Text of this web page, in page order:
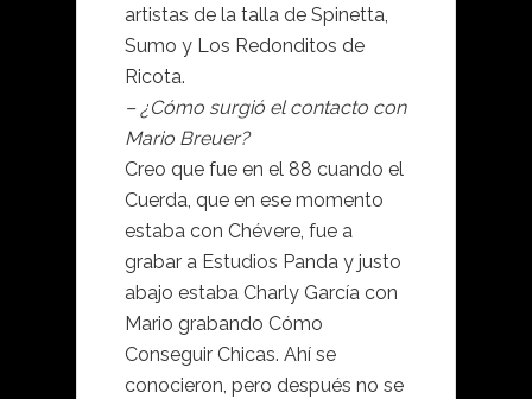
artistas de la talla de Spinetta,
Sumo y Los Redonditos de
Ricota.
– ¿Cómo surgió el contacto con
Mario Breuer?
Creo que fue en el 88 cuando el
Cuerda, que en ese momento
estaba con Chévere, fue a
grabar a Estudios Panda y justo
abajo estaba Charly García con
Mario grabando Cómo
Conseguir Chicas. Ahí se
conocieron, pero después no se